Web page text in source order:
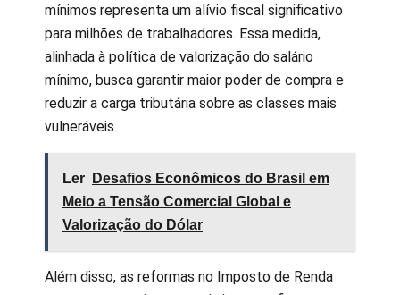
mínimos representa um alívio fiscal significativo
para milhões de trabalhadores. Essa medida,
alinhada à política de valorização do salário
mínimo, busca garantir maior poder de compra e
reduzir a carga tributária sobre as classes mais
vulneráveis.
Ler
Desafios Econômicos do Brasil em
Meio a Tensão Comercial Global e
Valorização do Dólar
Além disso, as reformas no Imposto de Renda